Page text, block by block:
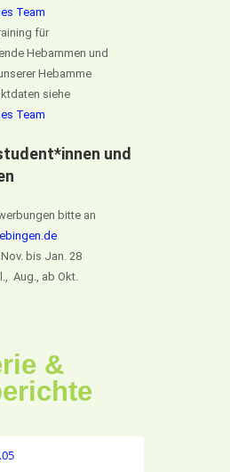
Team
für
Hebammen und
Hebamme
siehe
Team
und
bitte an
bis Jan. 28
Aug., ab Okt.
&